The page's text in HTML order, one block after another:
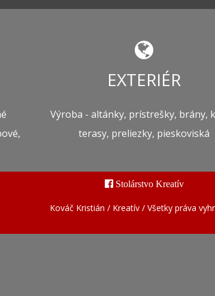
EXTERIÉR
Výroba - altánky, prístrešky, brány,
terasy, preliezky, pieskoviská
Stolárstvo Kreatív
Kováč Kristián / Kreatív / Všetky práva